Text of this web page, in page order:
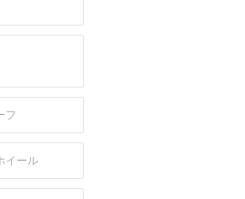
フ
イール